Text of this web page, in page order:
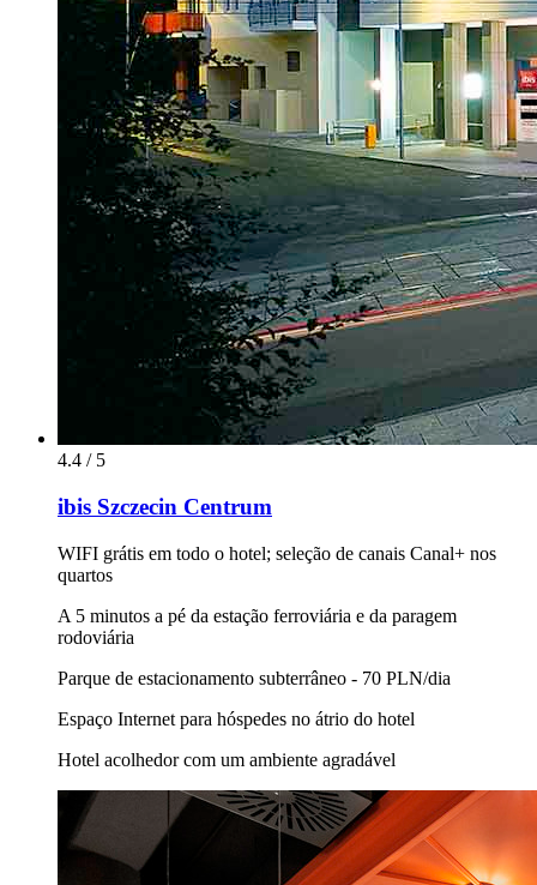
4.4 / 5
ibis Szczecin Centrum
WIFI grátis em todo o hotel; seleção de canais Canal+ nos
quartos
A 5 minutos a pé da estação ferroviária e da paragem
rodoviária
Parque de estacionamento subterrâneo - 70 PLN/dia
Espaço Internet para hóspedes no átrio do hotel
Hotel acolhedor com um ambiente agradável